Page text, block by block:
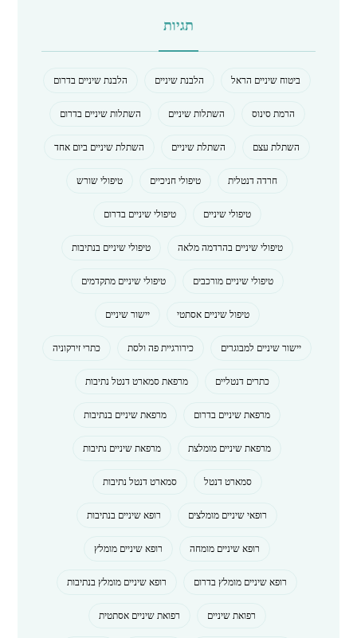
תגיות
ביטוח שיניים הראל הלבנת שיניים
הלבנת שיניים בדרום
הרמת סינוס
השתלות שיניים
השתלות שיניים בדרום
השתלת עצם
השתלת שיניים
השתלת שיניים ביום אחד
חרדה דנטלית
טיפולי חניכיים
טיפולי שורש
טיפולי שיניים
טיפולי שיניים בדרום
טיפולי שיניים בהרדמה מלאה
טיפולי שיניים בנתיבות
טיפולי שיניים מורכבים
טיפולי שיניים מתקדמים
טיפול שיניים אסתטי
יישור שיניים
יישור שיניים למבוגרים
כירורגיית פה ולסת
כתרי זירקוניה
כתרים דנטליים
מרפאת סמארט דנטל נתיבות
מרפאת שיניים בדרום
מרפאת שיניים בנתיבות
מרפאת שיניים מומלצת
מרפאת שיניים נתיבות
סמארט דנטל
סמארט דנטל נתיבות
רופאי שיניים מומלצים
רופא שיניים בנתיבות
רופא שיניים מומחה
רופא שיניים מומלץ
רופא שיניים מומלץ בדרום
רופא שיניים מומלץ בנתיבות
רפואת שיניים
רפואת שיניים אסתטית